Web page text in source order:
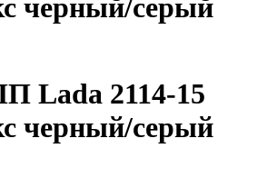
черный/серый
Lada 2114-15
черный/серый